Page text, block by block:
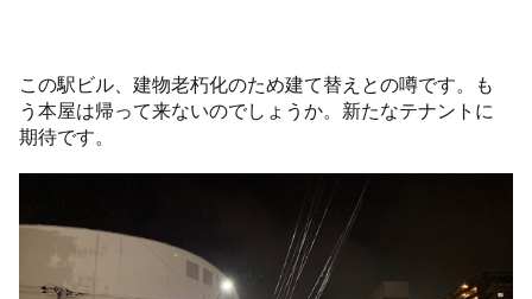
この駅ビル、建物老朽化のため建て替えとの噂です。も
う本屋は帰って来ないのでしょうか。新たなテナントに
期待です。